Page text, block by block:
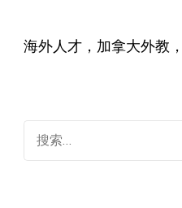
海外人才，加拿大外教
索：